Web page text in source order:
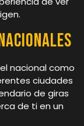
nacional como
ciudades
de giras
de ti en un